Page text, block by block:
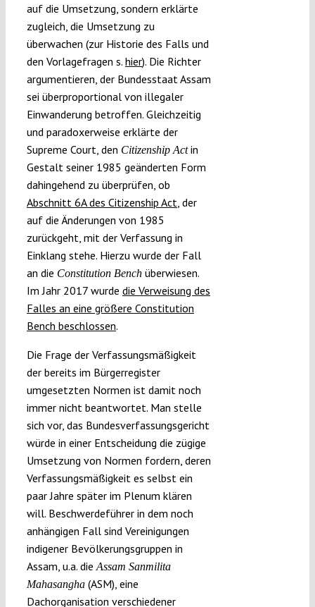
auf die Umsetzung, sondern erklärte
zugleich, die Umsetzung zu
überwachen (zur Historie des Falls und
den Vorlagefragen s. hier). Die Richter
argumentieren, der Bundesstaat Assam
sei überproportional von illegaler
Einwanderung betroffen. Gleichzeitig
und paradoxerweise erklärte der
Supreme Court, den Citizenship Actin
Gestalt seiner 1985 geänderten Form
dahingehend zu überprüfen, ob
Abschnitt 6A des Citizenship Act , der
auf die Änderungen von 1985
zurückgeht, mit der Verfassung in
Einklang stehe. Hierzu wurde der Fall
an die Constitution Benchüberwiesen.
Im Jahr 2017 wurde die Verweisung des
Falles an eine größere Constitution
Bench beschlossen.
Die Frage der Verfassungsmäßigkeit
der bereits im Bürgerregister
umgesetzten Normen ist damit noch
immer nicht beantwortet. Man stelle
sich vor, das Bundesverfassungsgericht
würde in einer Entscheidung die zügige
Umsetzung von Normen fordern, deren
Verfassungsmäßigkeit es selbst ein
paar Jahre später im Plenum klären
will. Beschwerdeführer in dem noch
anhängigen Fall sind Vereinigungen
indigener Bevölkerungsgruppen in
Assam, u.a. die Assam Sanmilita
Mahasangha(ASM), eine
Dachorganisation verschiedener